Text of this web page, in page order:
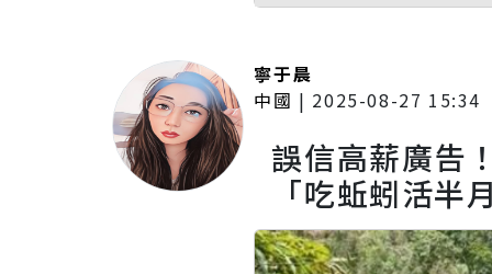
寧于晨
中國 | 2025-08-27 15:34
誤信高薪廣告
「吃蚯蚓活半